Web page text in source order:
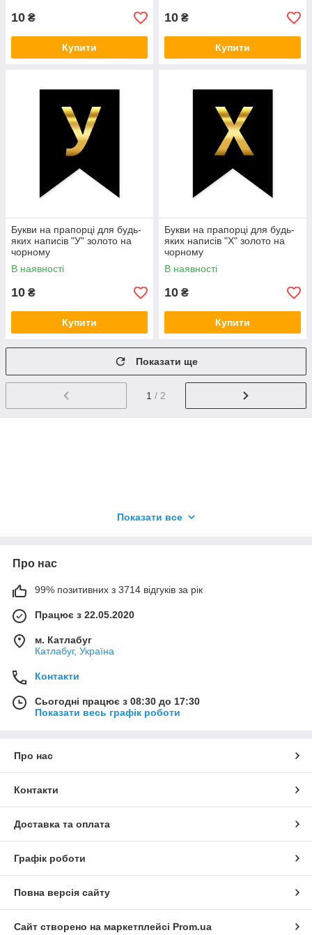
10 ₴
Купити
10 ₴
Купити
Букви на прапорці для будь-
яких написів "У" золото на
чорному
В наявності
10 ₴
Купити
Букви на прапорці для будь-
яких написів "Х" золото на
чорному
В наявності
10 ₴
Купити
Показати ще
1 / 2
Щоб купити даний товар заповніть форму замовлення
Наші менеджери із задоволенням допоможуть підібрати
для Вас товар під будь-яке свято.
Показати все
Про нас
99% позитивних з 3714 відгуків за рік
Працює з 22.05.2020
м. Катлабуг
Катлабуг, Україна
Контакти
Сьогодні працює з 08:30 до 17:30
Показати весь графік роботи
Про нас
Контакти
Доставка та оплата
Графік роботи
Повна версія сайту
Сайт створено на маркетплейсі Prom.ua